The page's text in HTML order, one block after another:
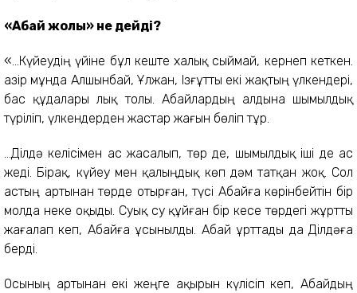
«Абай жолы» не дейді?
«...Күйеудің үйіне бұл кеште халық сыймай, кернеп кеткен.
Қазір мұнда Алшынбай, Ұлжан, Ізғұтты екі жақтың үлкендері,
бас құдалары лық толы. Абайлардың алдына шымылдық
түріліп, үлкендерден жастар жағын бөліп тұр.
...Ділдә келісімен ас жасалып, төр де, шымылдық іші де ас
жеді. Бірақ, күйеу мен қалыңдық көп дәм татқан жоқ. Сол
астың артынан төрде отырған, түсі Абайға көрінбейтін бір
молда неке оқыды. Суық су құйған бір кесе төрдегі жұртты
жағалап кеп, Абайға ұсынылды. Абай ұрттады да Ділдәға
берді.
Осының артынан екі жеңге ақырын күлісіп кеп, Абайдың